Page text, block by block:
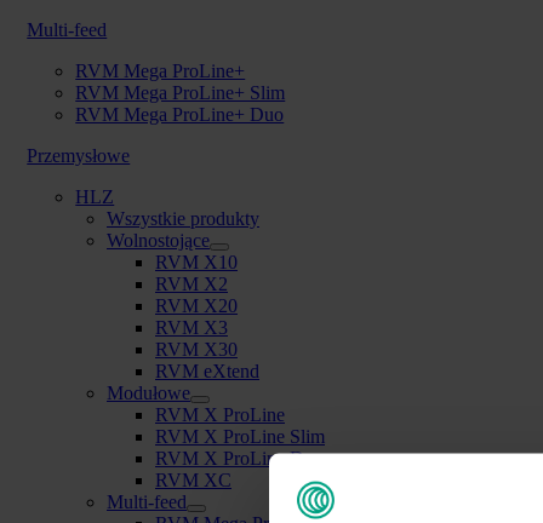
Multi-feed
RVM Mega ProLine+
RVM Mega ProLine+ Slim
RVM Mega ProLine+ Duo
Przemysłowe
HLZ
Wszystkie produkty
Wolnostojące
RVM X10
RVM X2
RVM X20
RVM X3
RVM X30
RVM eXtend
Modułowe
RVM X ProLine
RVM X ProLine Slim
RVM X ProLine Duo
RVM XC
Multi-feed